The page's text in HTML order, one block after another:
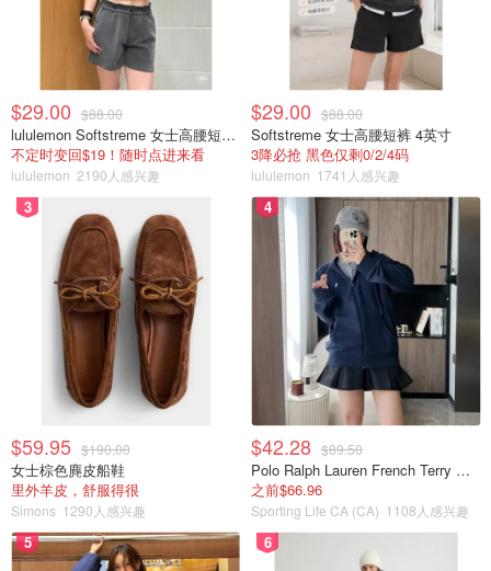
$29.00 $88.00
lululemon Softstreme 女士高腰短裤 10cm
不定时变回$19！随时点进来看
lululemon 2190人感兴趣
$29.00 $88.00
Softstreme 女士高腰短裤 4英寸
3降必抢 黑色仅剩0/2/4码
lululemon 1741人感兴趣
3
$59.95 $190.00
女士棕色麂皮船鞋
里外羊皮，舒服得很
Simons 1290人感兴趣
4
$42.28 $89.50
Polo Ralph Lauren French Terry 女童连帽卫衣 7-16码
之前$66.96
Sporting Life CA (CA) 1108人感兴趣
5 6